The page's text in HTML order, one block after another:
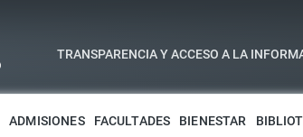
TRANSPARENCIA Y ACCESO A LA
ADMISIONES FACULTADES BIENESTAR